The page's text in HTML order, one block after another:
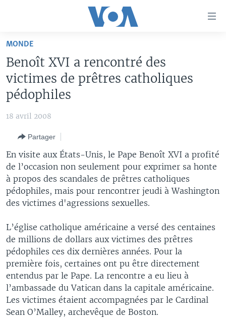
Retour
navigation
principale
recherche
ÉTATS-UNIS
LE MONDE AUJOURD'HUI
FOCUS SAHEL
REPORTAGES
VOUS + NOUS
RADIO
LE MONDE AU FÉMININ
L'AMÉRIQUE ET VOUS
DIALOGUE DES RELIGIONS
LINGALA
SANGO
Apprenez L'anglais
SUIVEZ-NOUS
MONDE
Benoît XVI a rencontré des
victimes de prêtres catholiques
pédophiles
18 avril 2008
Partager
En visite aux États-Unis, le Pape Benoît XVI a profité
de l’occasion non seulement pour exprimer sa honte
à propos des scandales de prêtres catholiques
pédophiles, mais pour rencontrer jeudi à Washington
des victimes d'agressions sexuelles.
L’église catholique américaine a versé des centaines
de millions de dollars aux victimes des prêtres
pédophiles ces dix dernières années. Pour la
première fois, certaines ont pu être directement
entendus par le Pape. La rencontre a eu lieu à
l’ambassade du Vatican dans la capitale américaine.
Les victimes étaient accompagnées par le Cardinal
Sean O’Malley, archevêque de Boston.